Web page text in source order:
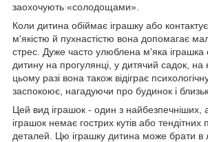
заохочують «солодощами».
Коли дитина обіймає іграшку або
м'якістю й пухнастістю вона допомагає
стрес. Дуже часто улюблена м'яка іграшка
дитину на прогулянці, у дитячий садок, на
цьому разі вона також відіграє
заспокоює, нагадуючи про будинок і
Цей вид іграшок - один з найбезпечніших,
іграшок немає гострих кутів або тендітних
деталей. Цю іграшку дитина може брати в